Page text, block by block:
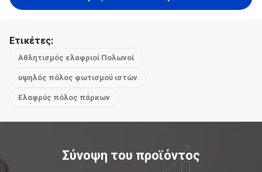
Ετικέτες:
Αθλητισμός ελαφριοί Πολωνοί
υψηλός πόλος φωτισμού ιστών
Ελαφρύς πόλος πάρκων
Σύνοψη του προϊόντος